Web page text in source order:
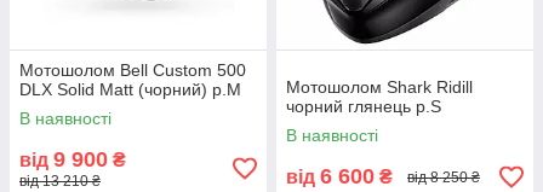
Мотошолом Bell Custom 500
DLX Solid Matt (чорний) р.М
В наявності
від 9 900 ₴
від 13 210 ₴
Мотошолом Shark Ridill
чорний глянець р.S
В наявності
від 6 600 ₴ від 8 250 ₴